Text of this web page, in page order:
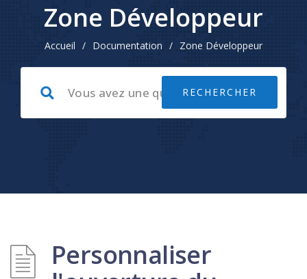
Zone Développeur
Accueil / Documentation / Zone Développeur
Personnaliser